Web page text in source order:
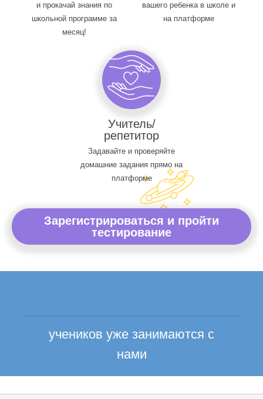
и прокачай знания по
школьной программе за
месяц!
вашего ребенка в школе и
на платформе
Учитель/
репетитор
Задавайте и проверяйте
домашние задания прямо на
платформе
Зарегистрироваться и пройти
тестирование
учеников уже занимаются с
нами